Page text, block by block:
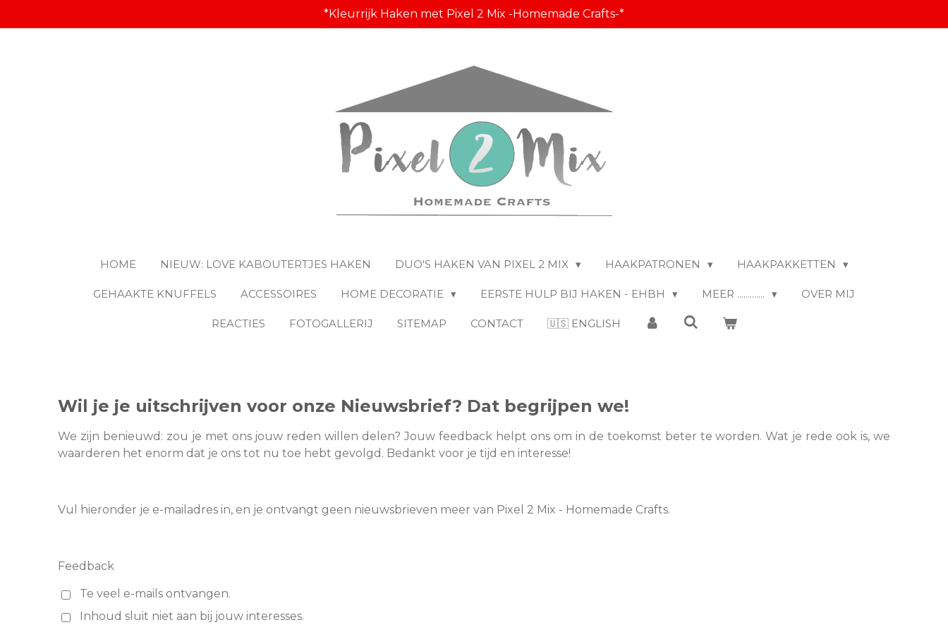
direct
*Kleurrijk Haken met Pixel 2 Mix -Homemade Crafts-*
HOME NIEUW: LOVE KABOUTERTJES HAKEN DUO'S HAKEN VAN PIXEL 2 MIX HAAKPATRONEN HAAKPAKKETTEN
GEHAAKTE KNUFFELS ACCESSOIRES HOME DECORATIE EERSTE HULP BIJ HAKEN - EHBH MEER ............. OVER MIJ
REACTIES FOTOGALLERIJ SITEMAP CONTACT 🇺🇸 ENGLISH
Wil je je uitschrijven voor onze Nieuwsbrief? Dat begrijpen we!
We zijn benieuwd: zou je met ons jouw reden willen delen? Jouw feedback helpt ons om in de toekomst beter te worden. Wat je rede ook is, we
waarderen het enorm dat je ons tot nu toe hebt gevolgd. Bedankt voor je tijd en interesse!
Vul hieronder je e-mailadres in, en je ontvangt geen nieuwsbrieven meer van Pixel 2 Mix - Homemade Crafts.
Feedback
Te veel e-mails ontvangen.
Inhoud sluit niet aan bij jouw interesses.